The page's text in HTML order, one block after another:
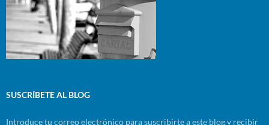
SUSCRÍBETE AL BLOG
Introduce tu correo electrónico para suscribirte a este blog y recibir